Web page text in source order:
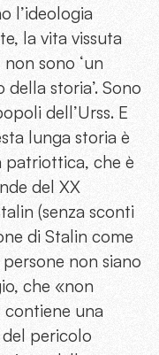
l’ideologia
la vita vissuta
sono ‘un
della storia’. Sono
dell’Urss. E
lunga storia è
patriottica, che è
del XX
(senza sconti
di Stalin come
non siano
che «non
una
pericolo